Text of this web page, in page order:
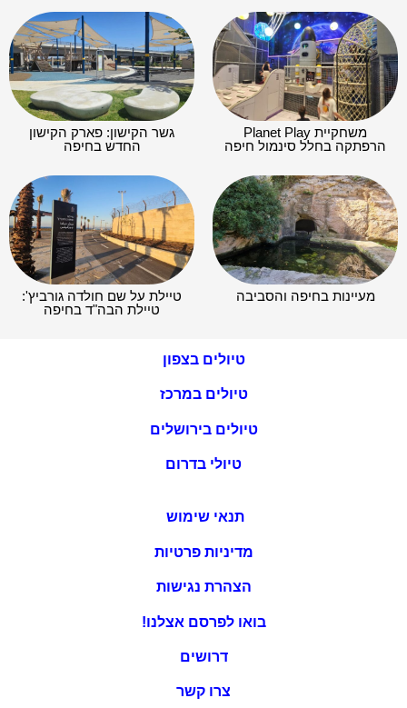
משחקיית Planet Play
הרפתקה בחלל סינמול חיפה
גשר הקישון: פארק הקישון
החדש בחיפה
מעיינות בחיפה והסביבה
טיילת על שם חולדה גורביץ':
טיילת הבה"ד בחיפה
טיולים בצפון
טיולים במרכז
טיולים בירושלים
טיולי בדרום
תנאי שימוש
מדיניות פרטיות
הצהרת נגישות
בואו לפרסם אצלנו!
דרושים
צרו קשר